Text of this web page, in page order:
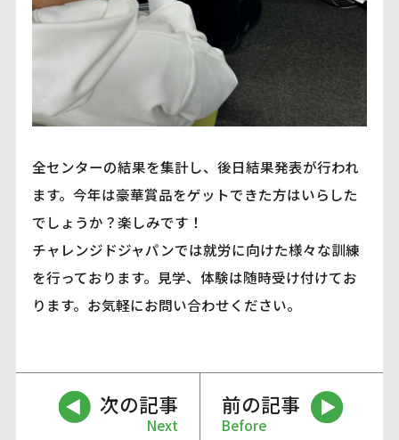
全センターの結果を集計し、後日結果発表が行われ
ます。今年は豪華賞品をゲットできた方はいらした
でしょうか？楽しみです！
チャレンジドジャパンでは就労に向けた様々な訓練
を行っております。見学、体験は随時受け付けてお
ります。お気軽にお問い合わせください。
次の記事
Next
前の記事
Before